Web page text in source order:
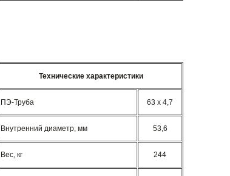
Технические характеристики
ПЭ-Труба 63 x 4,7
Внутренний диаметр, мм 53,6
Вес, кг 244